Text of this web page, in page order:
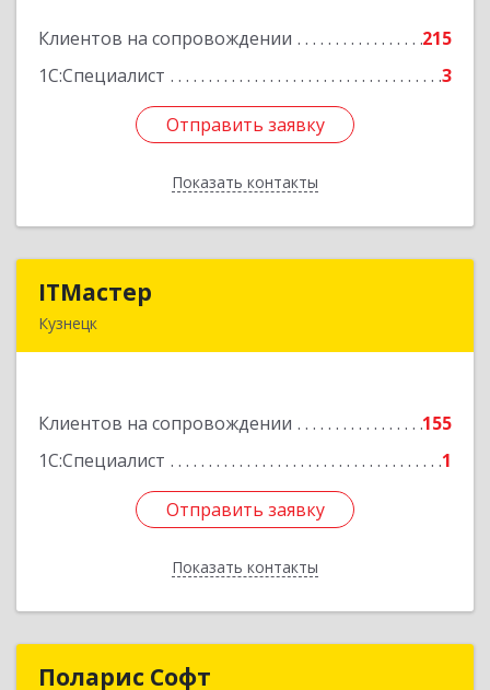
Клиентов на сопровождении
215
1С:Специалист
3
Отправить заявку
Показать контакты
Подробнее
Отправить заявку
Назад
ITМастер
Кузнецк
Клиентов на сопровождении
155
1С:Специалист
1
Отправить заявку
Показать контакты
Подробнее
Отправить заявку
Назад
Поларис Софт